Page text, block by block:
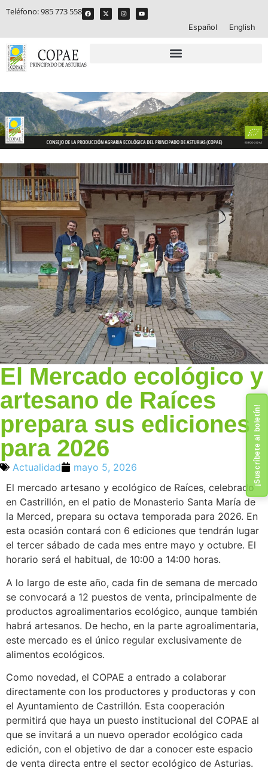
Teléfono:985 773 558
Español English
El Mercado ecológico y
artesano de Raíces
prepara sus ediciones
para 2026
Actualidad
mayo 5, 2026
El mercado artesano y ecológico de Raíces, celebrado
en Castrillón, en el patio de Monasterio Santa María de
la Merced, prepara su octava temporada para 2026. En
esta ocasión contará con 6 ediciones que tendrán lugar
el tercer sábado de cada mes entre mayo y octubre. El
horario será el habitual, de 10:00 a 14:00 horas.
A lo largo de este año, cada fin de semana de mercado
se convocará a 12 puestos de venta, principalmente de
productos agroalimentarios ecológico, aunque también
habrá artesanos. De hecho, en la parte agroalimentaria,
este mercado es el único regular exclusivamente de
alimentos ecológicos.
Como novedad, el COPAE a entrado a colaborar
directamente con los productores y productoras y con
el Ayuntamiento de Castrillón. Esta cooperación
permitirá que haya un puesto institucional del COPAE al
que se invitará a un nuevo operador ecológico cada
edición, con el objetivo de dar a conocer este espacio
de venta directa entre el sector ecológico de Asturias.
¡Suscríbete al boletín!